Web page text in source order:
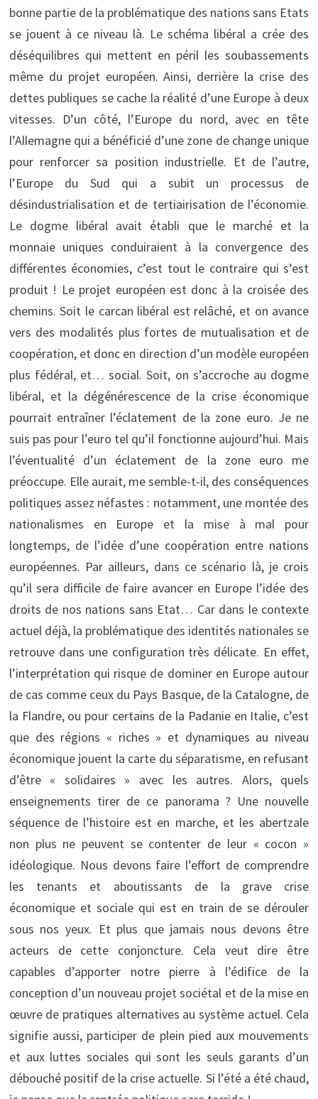
bonne partie de la problématique des nations sans Etats
se jouent à ce niveau là. Le schéma libéral a crée des
déséquilibres qui mettent en péril les soubassements
même du projet européen. Ainsi, derrière la crise des
dettes publiques se cache la réalité d’une Europe à deux
vitesses. D’un côté, l’Europe du nord, avec en tête
l’Allemagne qui a bénéficié d’une zone de change unique
pour renforcer sa position industrielle. Et de l’autre,
l’Europe du Sud qui a subit un processus de
désindustrialisation et de tertiairisation de l’économie.
Le dogme libéral avait établi que le marché et la
monnaie uniques conduiraient à la convergence des
différentes économies, c’est tout le contraire qui s’est
produit ! Le projet européen est donc à la croisée des
chemins. Soit le carcan libéral est relâché, et on avance
vers des modalités plus fortes de mutualisation et de
coopération, et donc en direction d’un modèle européen
plus fédéral, et… social. Soit, on s’accroche au dogme
libéral, et la dégénérescence de la crise économique
pourrait entraîner l’éclatement de la zone euro. Je ne
suis pas pour l’euro tel qu’il fonctionne aujourd’hui. Mais
l’éventualité d’un éclatement de la zone euro me
préoccupe. Elle aurait, me semble-t-il, des conséquences
politiques assez néfastes : notamment, une montée des
nationalismes en Europe et la mise à mal pour
longtemps, de l’idée d’une coopération entre nations
européennes. Par ailleurs, dans ce scénario là, je crois
qu’il sera difficile de faire avancer en Europe l’idée des
droits de nos nations sans Etat… Car dans le contexte
actuel déjà, la problématique des identités nationales se
retrouve dans une configuration très délicate. En effet,
l’interprétation qui risque de dominer en Europe autour
de cas comme ceux du Pays Basque, de la Catalogne, de
la Flandre, ou pour certains de la Padanie en Italie, c’est
que des régions « riches » et dynamiques au niveau
économique jouent la carte du séparatisme, en refusant
d’être « solidaires » avec les autres. Alors, quels
enseignements tirer de ce panorama ? Une nouvelle
séquence de l’histoire est en marche, et les abertzale
non plus ne peuvent se contenter de leur « cocon »
idéologique. Nous devons faire l’effort de comprendre
les tenants et aboutissants de la grave crise
économique et sociale qui est en train de se dérouler
sous nos yeux. Et plus que jamais nous devons être
acteurs de cette conjoncture. Cela veut dire être
capables d’apporter notre pierre à l’édifice de la
conception d’un nouveau projet sociétal et de la mise en
œuvre de pratiques alternatives au système actuel. Cela
signifie aussi, participer de plein pied aux mouvements
et aux luttes sociales qui sont les seuls garants d’un
débouché positif de la crise actuelle. Si l’été a été chaud,